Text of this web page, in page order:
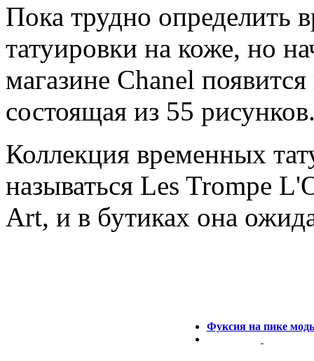
Пока трудно определить
татуировки на коже, но
магазине Chanel
состоящая из 55
Коллекция временных
называться Les Trompe
Art, и в бутиках она
Фуксия на пике